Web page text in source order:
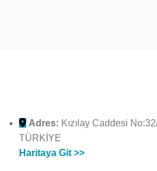
Adres: Kızılay Caddesi
TÜRKİYE
Haritaya Git >>